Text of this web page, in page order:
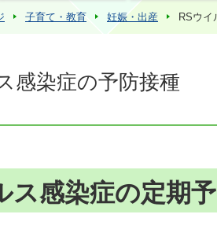
子育て・教育 妊娠・出産 RSウイ
感染症の予防接種
ス感染症の定期